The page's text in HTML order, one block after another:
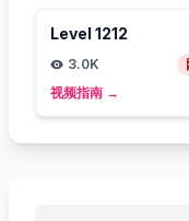
Level 1212
3.0K
视频指南 →